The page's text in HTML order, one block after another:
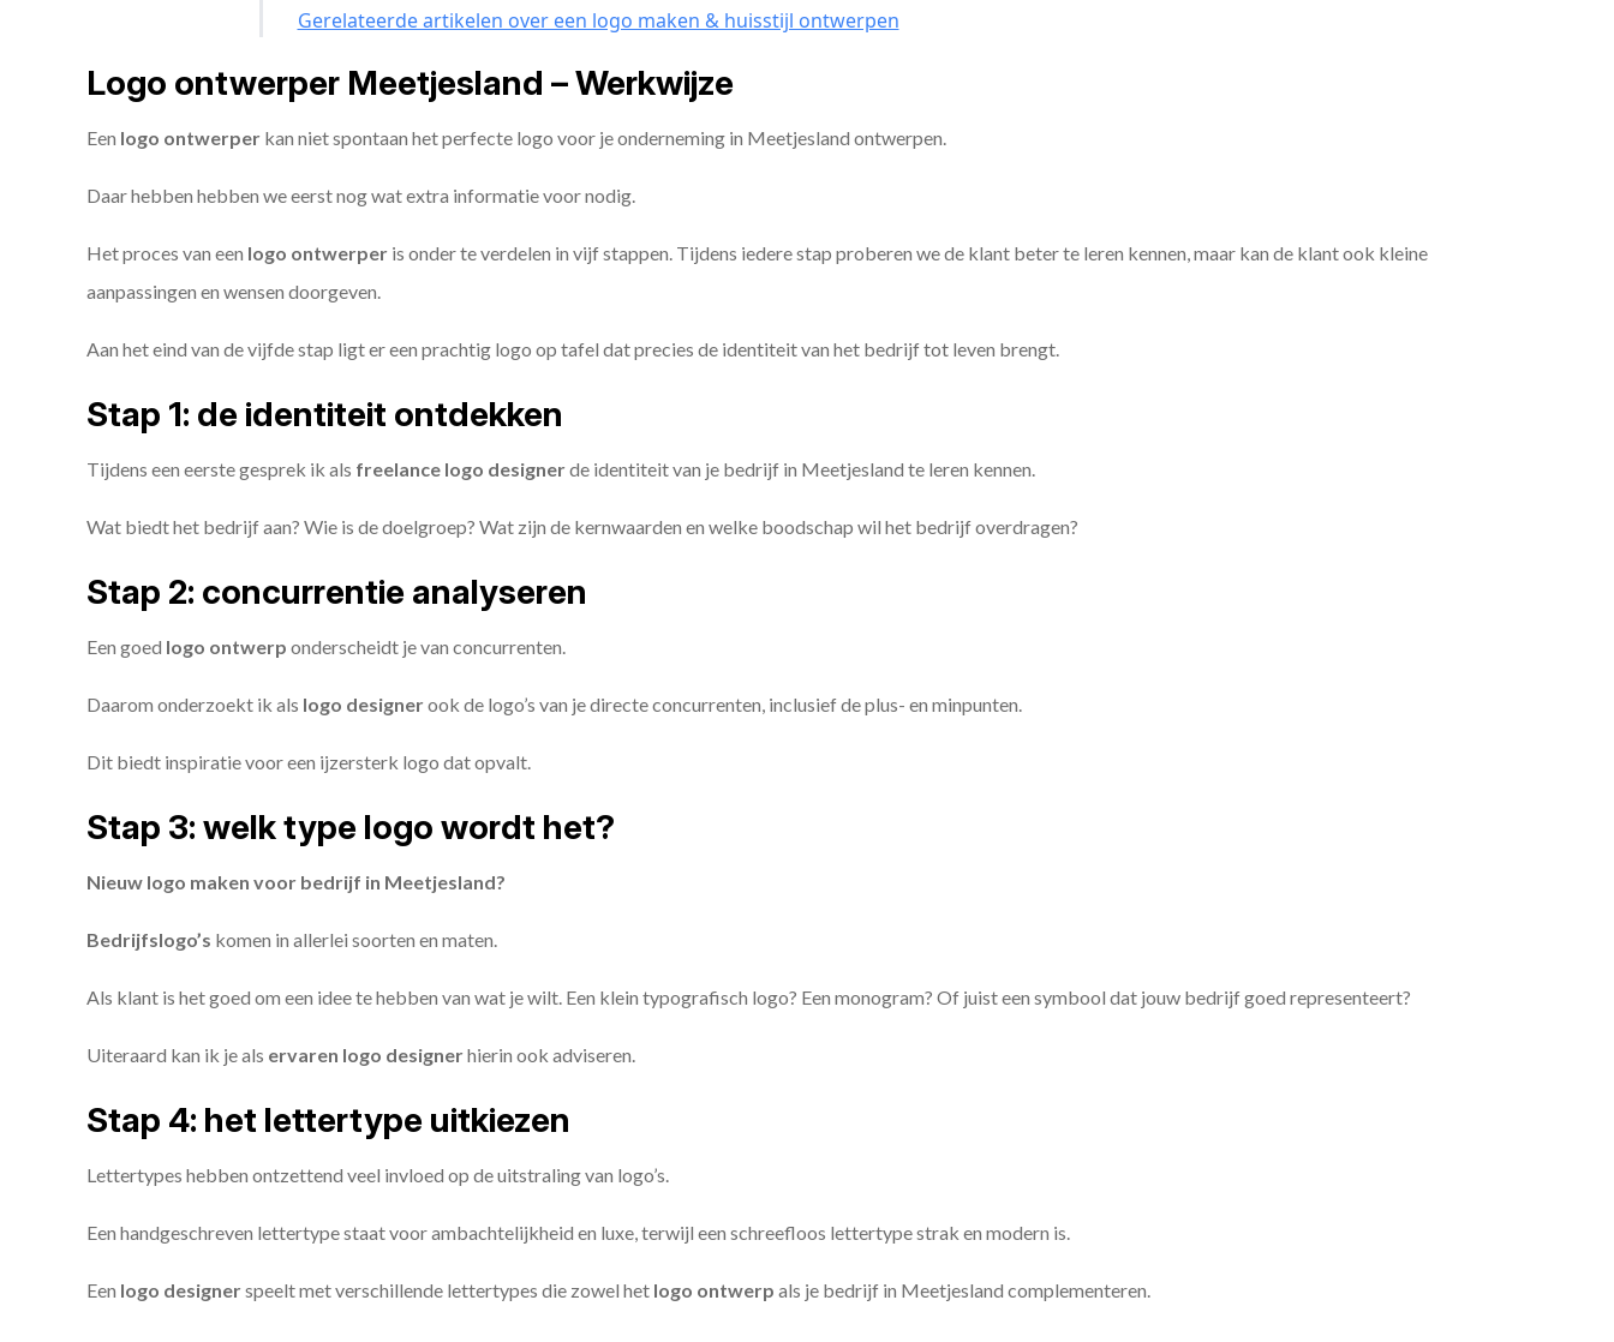
Gerelateerde artikelen over een logo maken & huisstijl ontwerpen
Logo ontwerper Meetjesland – Werkwijze
Een logo ontwerper kan niet spontaan het perfecte logo voor je onderneming in Meetjesland ontwerpen.
Daar hebben hebben we eerst nog wat extra informatie voor nodig.
Het proces van een logo ontwerper is onder te verdelen in vijf stappen. Tijdens iedere stap proberen we de klant beter te leren kennen, maar kan de klant ook kleine
aanpassingen en wensen doorgeven.
Aan het eind van de vijfde stap ligt er een prachtig logo op tafel dat precies de identiteit van het bedrijf tot leven brengt.
Stap 1: de identiteit ontdekken
Tijdens een eerste gesprek ik als freelance logo designerde identiteit van je bedrijf in Meetjesland te leren kennen.
Wat biedt het bedrijf aan? Wie is de doelgroep? Wat zijn de kernwaarden en welke boodschap wil het bedrijf overdragen?
Stap 2: concurrentie analyseren
Een goed logo ontwerp onderscheidt je van concurrenten.
Daarom onderzoekt ik als logo designerook de logo’s van je directe concurrenten, inclusief de plus- en minpunten.
Dit biedt inspiratie voor een ijzersterk logo dat opvalt.
Stap 3: welk type logo wordt het?
Nieuw logo maken voor bedrijf in Meetjesland?
Bedrijfslogo’s komen in allerlei soorten en maten.
Als klant is het goed om een idee te hebben van wat je wilt. Een klein typografisch logo? Een monogram? Of juist een symbool dat jouw bedrijf goed representeert?
Uiteraard kan ik je als ervaren logo designerhierin ook adviseren.
Stap 4: het lettertype uitkiezen
Lettertypes hebben ontzettend veel invloed op de uitstraling van logo’s.
Een handgeschreven lettertype staat voor ambachtelijkheid en luxe, terwijl een schreefloos lettertype strak en modern is.
Een logo designerspeelt met verschillende lettertypes die zowel het logo ontwerp als je bedrijf in Meetjesland complementeren.